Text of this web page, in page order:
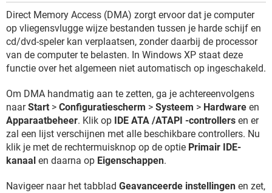
Direct Memory Access (DMA) zorgt ervoor dat je computer
op vliegensvlugge wijze bestanden tussen je harde schijf en
cd/dvd-speler kan verplaatsen, zonder daarbij de processor
van de computer te belasten. In Windows XP staat deze
functie over het algemeen niet automatisch op ingeschakeld.
Om DMA handmatig aan te zetten, ga je achtereenvolgens
naarStart > Configuratiescherm > Systeem > Hardware en
Apparaatbeheer. Klik op IDE ATA /ATAPI -controllers en er
zal een lijst verschijnen met alle beschikbare controllers. Nu
klik je met de rechtermuisknop op de optie Primair IDE-
kanaal en daarna op Eigenschappen.
Navigeer naar het tabblad Geavanceerde instellingen en zet,